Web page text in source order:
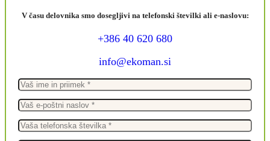
V času delovnika smo dosegljivi na telefonski številki ali e-naslovu:
+386 40 620 680
info@ekoman.si